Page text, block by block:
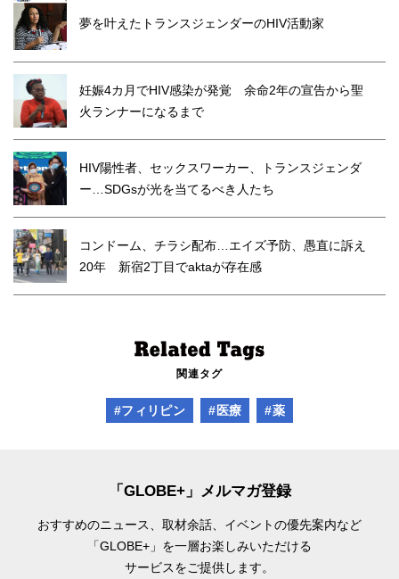
夢を叶えたトランスジェンダーのHIV活動家
妊娠4カ月でHIV感染が発覚 余命2年の宣告から聖
火ランナーになるまで
HIV陽性者、セックスワーカー、トランスジェンダ
ー…SDGsが光を当てるべき人たち
コンドーム、チラシ配布…エイズ予防、愚直に訴え
20年 新宿2丁目でaktaが存在感
関連タグ
#フィリピン #医療 #薬
「GLOBE+」メルマガ登録
おすすめのニュース、取材余話、 イベントの優先案内など
「GLOBE+」を一層お楽しみいただける
サービスをご提供します。